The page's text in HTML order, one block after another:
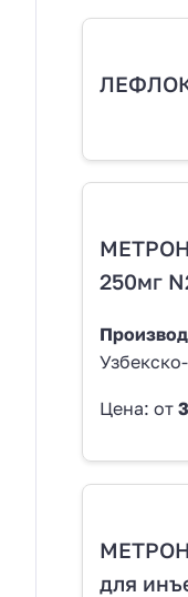
250мг
Цена: от
для